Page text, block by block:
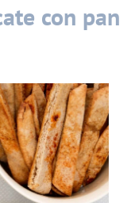
con pan